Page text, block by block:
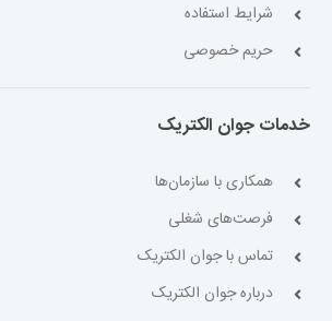
شرایط استفاده
حریم خصوصی
خدمات جوان الکتریک
همکاری با سازمان‌ها
فرصت‌های شغلی
تماس با جوان الکتریک
درباره جوان الکتریک